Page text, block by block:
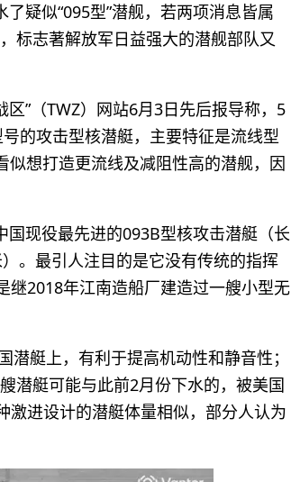
疑似“095型”潜舰，若两项消息皆属
标志著解放军日益强大的潜舰部队又
”（TWZ）网站6月3日先后报导称，5
的攻击型核潜艇，主要特征是流线型
想打造更流线及减阻性高的潜舰，因
国现役最先进的093B型核攻击潜艇（长
。最引人注目的是它没有传统的指挥
继2018年江南造船厂建造过一艘小型无
艇上，有利于提高机动性和静音性；
潜艇可能与此前2月份下水的，被美国
进设计的潜艇体量相似，部分人认为